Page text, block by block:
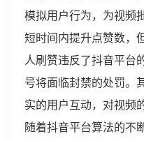
模拟用户行为，为视频
短时间内提升点赞数，
人刷赞违反了抖音平台
号将面临封禁的处罚。
实的用户互动，对视频
随着抖音平台算法的不